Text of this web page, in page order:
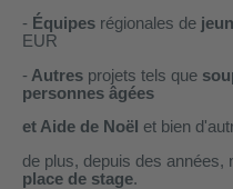
- Équipes régionales de
EUR
- Autres projets tels que
personnes âgées
etAide de Noël et bien
de plus, depuis des
place de stage.